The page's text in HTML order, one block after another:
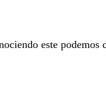
este podemos